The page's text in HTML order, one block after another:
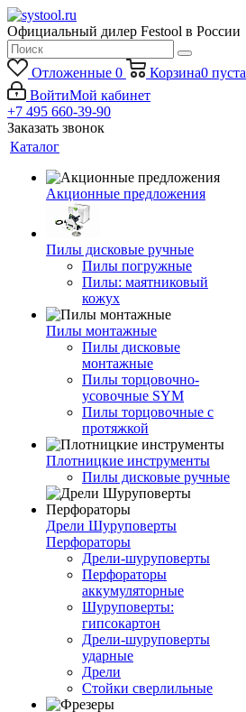
Официальный дилер Festool в России
Отложенные 0 Корзина0 пуста
ВойтиМой кабинет
+7 495 660-39-90
Заказать звонок
Каталог
Акционные предложения
Пилы дисковые ручные
Пилы погружные
Пилы: маятниковый
кожух
Пилы монтажные
Пилы дисковые
монтажные
Пилы торцовочно-
усовочные SYM
Пилы торцовочные с
протяжкой
Плотницкие инструменты
Пилы дисковые ручные
Дрели Шуруповерты
Перфораторы
Дрели-шуруповерты
Перфораторы
аккумуляторные
Шуруповерты:
гипсокартон
Дрели-шуруповерты
ударные
Дрели
Стойки сверлильные